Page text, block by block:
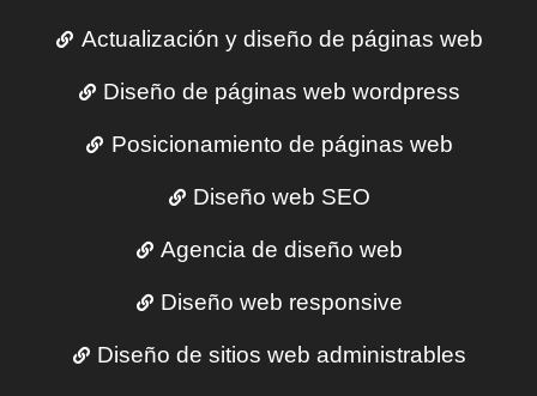
Actualización y diseño de páginas web
Diseño de páginas web wordpress
Posicionamiento de páginas web
Diseño web SEO
Agencia de diseño web
Diseño web responsive
Diseño de sitios web administrables